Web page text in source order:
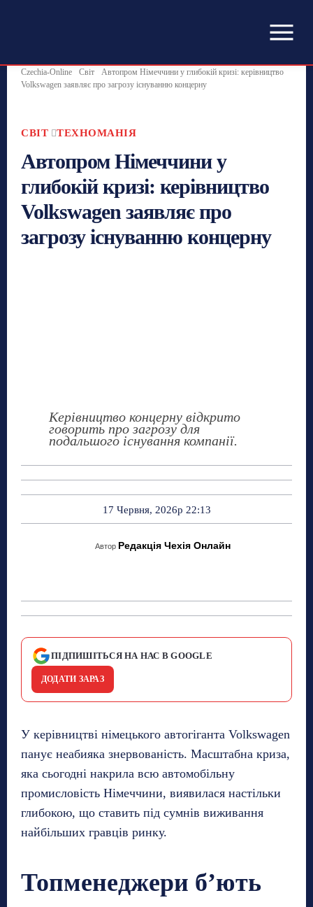
Czechia-Online Світ
Автопром Німеччини у глибокій кризі: керівництво
Volkswagen заявляє про загрозу існуванню концерну
СВІТ ТЕХНОМАНІЯ
Автопром Німеччини у
глибокій кризі: керівництво
Volkswagen заявляє про
загрозу існуванню концерну
Керівництво концерну відкрито
говорить про загрозу для
подальшого існування компанії.
17 Червня, 2026р 22:13
Автор Редакція Чехія Онлайн
ПІДПИШІТЬСЯ НА НАС В GOOGLE
ДОДАТИ ЗАРАЗ
У керівництві німецького автогіганта Volkswagen
панує неабияка знервованість. Масштабна криза,
яка сьогодні накрила всю автомобільну
промисловість Німеччини, виявилася настільки
глибокою, що ставить під сумнів виживання
найбільших гравців ринку.
Топменеджери б’ють